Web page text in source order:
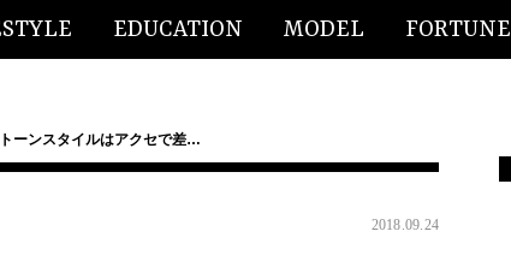
EDUCATION MODEL FORTUNE
ーンスタイルはアクセで差…
2018.09.24